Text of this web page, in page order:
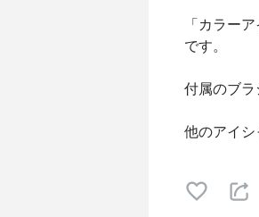
「カラー
です。
付属のブ
他のアイシ